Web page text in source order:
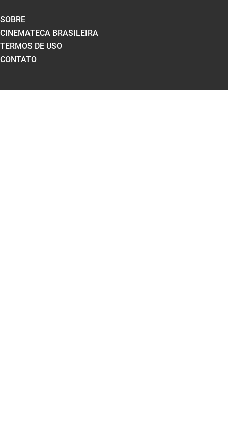
SOBRE
CINEMATECA BRASILEIRA
TERMOS DE USO
CONTATO